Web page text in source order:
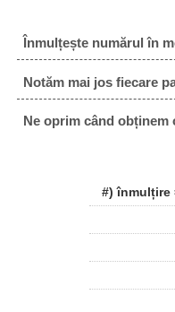
Înmulțește numărul în
Notăm mai jos fiecare
Ne oprim când obținem
#) înmulțire